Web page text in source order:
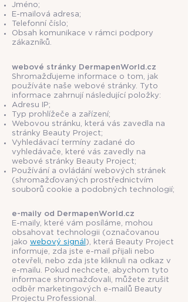
Jméno;
E-mailová adresa;
Telefonní číslo;
Obsah komunikace v rámci podpory
zákazníků.
webové stránky DermapenWorld.cz
Shromažďujeme informace o tom, jak
používáte naše webové stránky. Tyto
informace zahrnují následující položky:
Adresu IP;
Typ prohlížeče a zařízení;
Webovou stránku, která vás zavedla na
stránky Beauty Project;
Vyhledávací termíny zadané do
vyhledávače, které vás zavedly na
webové stránky Beauty Project;
Používání a ovládání webových stránek
(shromažďovaných prostřednictvím
souborů cookie a podobných technologií;
e-maily od DermapenWorld.cz
E-maily, které vám posíláme, mohou
obsahovat technologii (označovanou
jako webový signál ), která Beauty Project
informuje, zda jste e-mail přijali nebo
otevřeli, nebo zda jste kliknuli na odkaz v
e-mailu. Pokud nechcete, abychom tyto
informace shromažďovali, můžete zrušit
odběr marketingových e-mailů Beauty
Projectu Professional.